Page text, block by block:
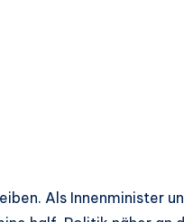
Als Innenminister